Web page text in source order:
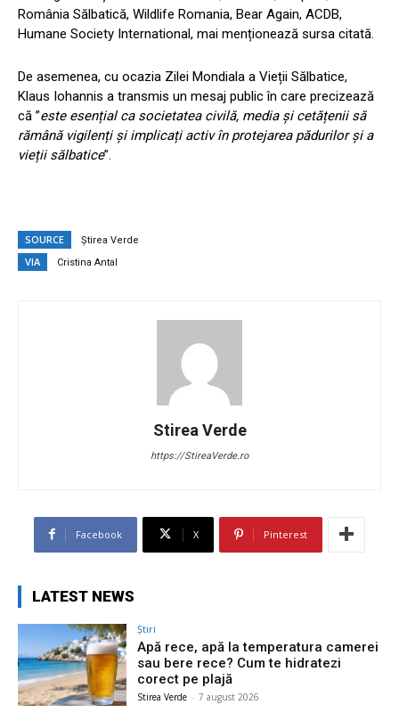
România Sălbatică, Wildlife Romania, Bear Again, ACDB,
Humane Society International, mai menționează sursa citată.
De asemenea, cu ocazia Zilei Mondiala a Vieții Sălbatice,
Klaus Iohannis a transmis un mesaj public în care precizează
că ”este esențial ca societatea civilă, media și cetățenii să
rămână vigilenți și implicați activ în protejarea pădurilor și a
vieții sălbatice”.
SOURCE Știrea Verde
VIA Cristina Antal
Stirea Verde
https://StireaVerde.ro
Facebook X Pinterest
LATEST NEWS
Știri
Apă rece, apă la temperatura camerei
sau bere rece? Cum te hidratezi
corect pe plajă
Stirea Verde - 7 august 2026